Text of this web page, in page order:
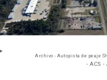
Archivo - Autopista de peaje
- ACS -